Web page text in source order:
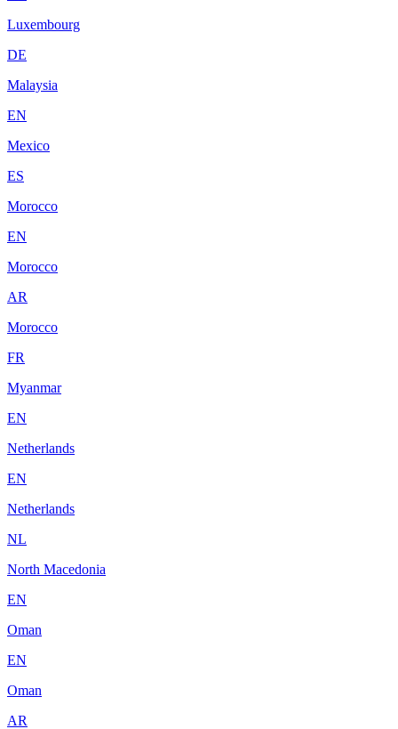
Luxembourg
DE
Malaysia
EN
Mexico
ES
Morocco
EN
Morocco
AR
Morocco
FR
Myanmar
EN
Netherlands
EN
Netherlands
NL
North Macedonia
EN
Oman
EN
Oman
AR